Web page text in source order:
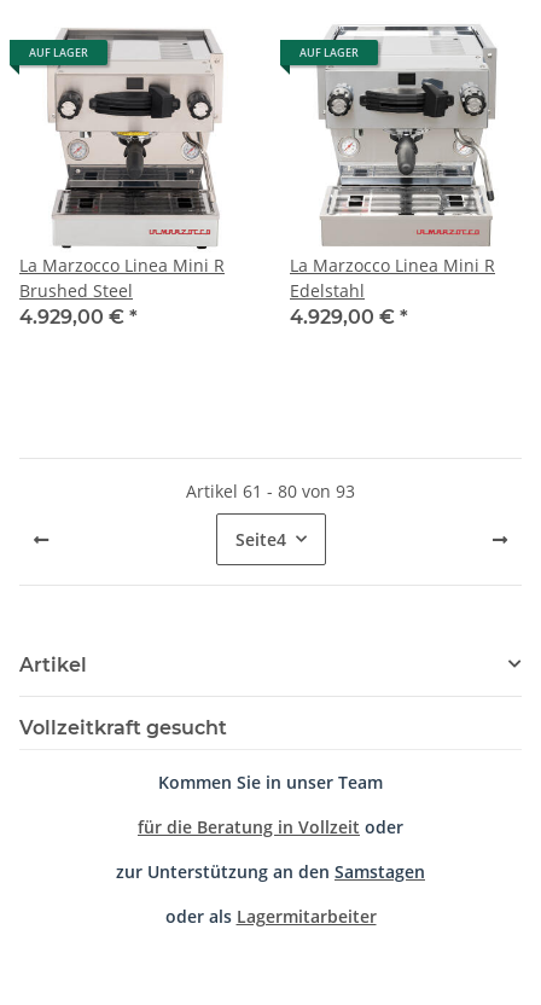
AUF LAGER
La Marzocco Linea Mini R
Brushed Steel
4.929,00 € *
AUF LAGER
La Marzocco Linea Mini R
Edelstahl
4.929,00 € *
Artikel 61 - 80 von 93
Seite4
Artikel
Vollzeitkraft gesucht
Kommen Sie in unser Team
für die Beratung in Vollzeit oder
zur Unterstützung an den Samstagen
oder als Lagermitarbeiter